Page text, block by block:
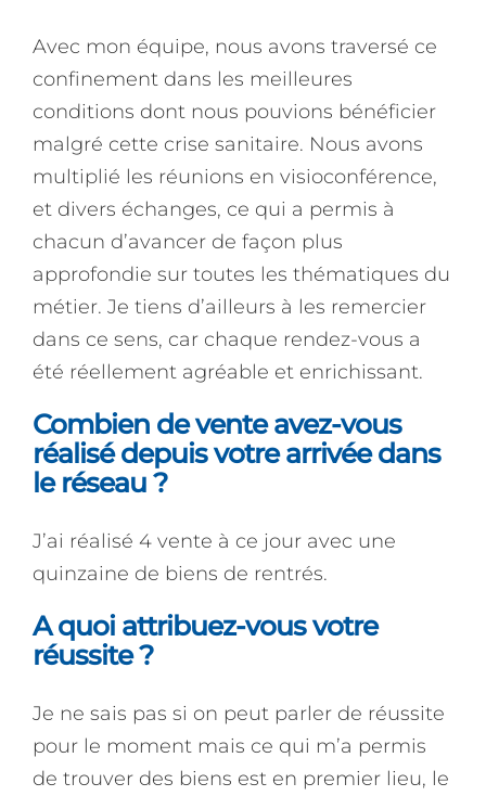
Avec mon équipe, nous avons traversé ce
confinement dans les meilleures
conditions dont nous pouvions bénéficier
malgré cette crise sanitaire. Nous avons
multiplié les réunions en visioconférence,
et divers échanges, ce qui a permis à
chacun d’avancer de façon plus
approfondie sur toutes les thématiques du
métier. Je tiens d’ailleurs à les remercier
dans ce sens, car chaque rendez-vous a
été réellement agréable et enrichissant.
Combien de vente avez-vous
réalisé depuis votre arrivée dans
le réseau ?
J’ai réalisé 4 vente à ce jour avec une
quinzaine de biens de rentrés.
A quoi attribuez-vous votre
réussite ?
Je ne sais pas si on peut parler de réussite
pour le moment mais ce qui m’a permis
de trouver des biens est en premier lieu, le